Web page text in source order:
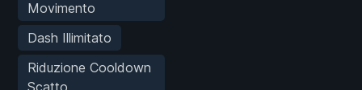
Movimento
Dash Illimitato
Riduzione Cooldown
Scatto